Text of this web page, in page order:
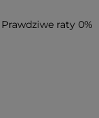
Prawdziwe raty 0%